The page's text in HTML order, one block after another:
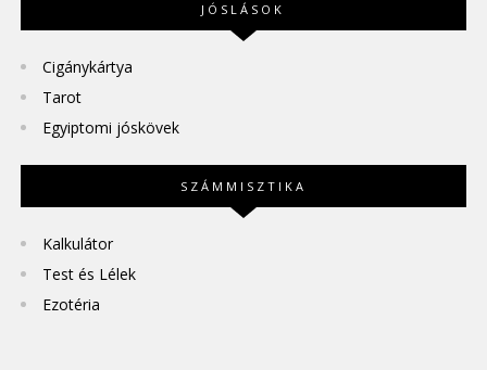
JÓSLÁSOK
Cigánykártya
Tarot
Egyiptomi jóskövek
SZÁMMISZTIKA
Kalkulátor
Test és Lélek
Ezotéria